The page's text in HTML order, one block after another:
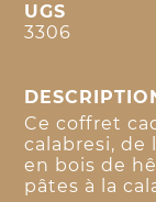
UGS
3306
Ce coffret
calabresi, de
en bois de
pâtes à la